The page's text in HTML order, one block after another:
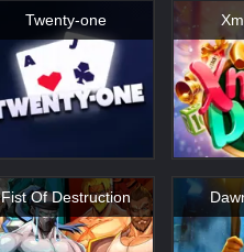
Twenty-one
Fist Of Destruction